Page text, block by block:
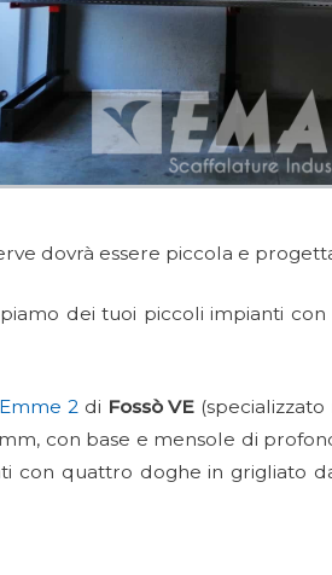
dovrà essere piccola e
dei tuoi piccoli impianti
2di Fossò VE
con base e mensole di
con quattro doghe in grigliato